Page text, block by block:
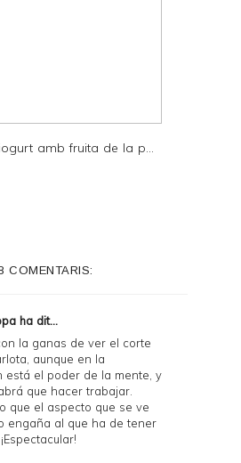
amb fruita de la p...
COMENTARIS:
ha dit...
la ganas de ver el corte
aunque en la
está el poder de la mente, y
que hacer trabajar.
que el aspecto que se ve
engaña al que ha de tener